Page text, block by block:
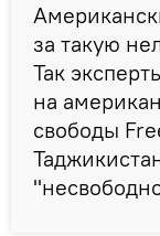
за такую
Так
на
свободы